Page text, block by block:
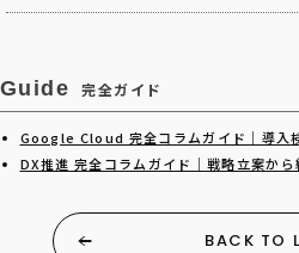
Guide 完全ガイド
Google Cloud 完全コラムガイド｜導入
DX推進 完全コラムガイド｜戦略立案から
BACK TO